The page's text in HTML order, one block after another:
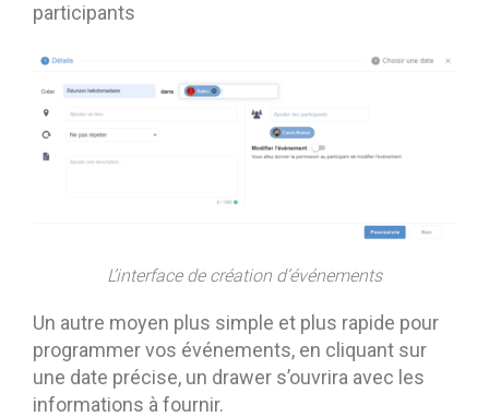
participants
L’interface de création d’événements
Un autre moyen plus simple et plus rapide pour
programmer vos événements, en cliquant sur
une date précise, un drawer s’ouvrira avec les
informations à fournir.